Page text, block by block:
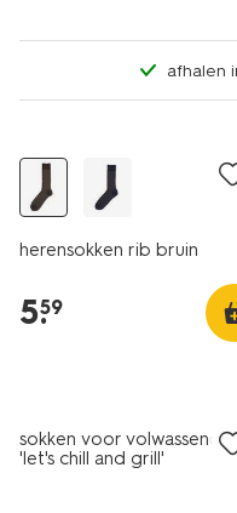
afhalen
herensokken rib bruin
5.
59
sokken voor volwassenen
'let's chill and grill'